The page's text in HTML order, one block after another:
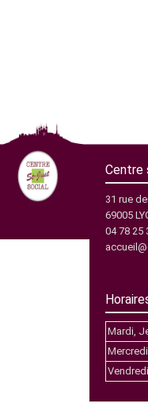
Centre
31 rue
69005
04 78 25
Mardi,
Mercredi